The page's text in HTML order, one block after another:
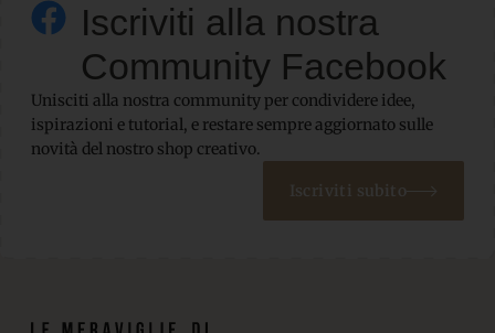
Iscriviti alla nostra
Community Facebook
Unisciti alla nostra community per condividere idee,
ispirazioni e tutorial, e restare sempre aggiornato sulle
novità del nostro shop creativo.
Iscriviti subito